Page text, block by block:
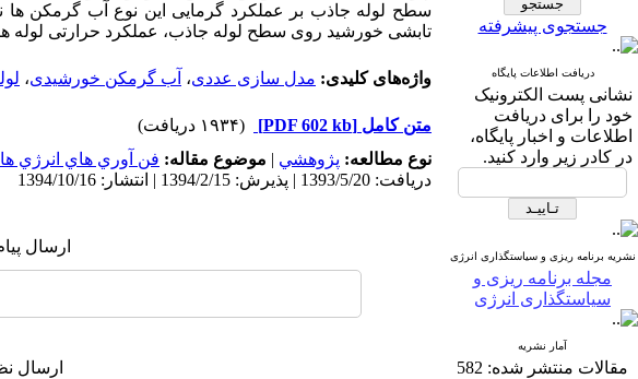
جستجوی پیشرفته
دریافت اطلاعات پایگاه
نشانی پست الکترونیک
خود را برای دریافت
اطلاعات و اخبار پایگاه،
در کادر زیر وارد کنید.
نشریه برنامه ریزی و سیاستگذاری انرژی
مجله برنامه ریزی و
سیاستگذاری انرژی
آمار نشریه
مقالات منتشر شده: 582
سطح لوله جاذب بر عملکرد گرمایی این نوع آب گرمکن ها
تابشی خورشید روی سطح لوله جاذب، عملکرد حرارتی لوله
واژه‌های کلیدی: مدل سازی عددی، آب گرمکن خورشیدی،
متن کامل [PDF 602 kb]
(۱۹۳۴ دریافت)
نوع مطالعه: پژوهشي | موضوع مقاله: فن آوري هاي انرژي
دریافت: 1393/5/20 | پذیرش: 1394/2/15 | انتشار: 1394/10/16
ارسال
ارسال